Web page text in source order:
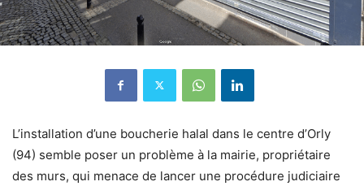
L’installation d’une boucherie halal dans le centre d’Orly
(94) semble poser un problème à la mairie, propriétaire
des murs, qui menace de lancer une procédure judiciaire